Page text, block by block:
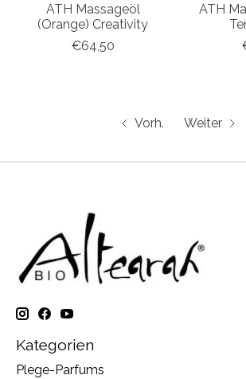
ATH Massageöl
(Orange) Creativity
€64,50
ATH
Vorh. Weiter
Kategorien
Plege-Parfums